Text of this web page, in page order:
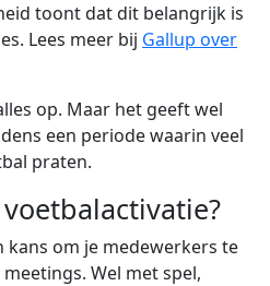
toont dat dit belangrijk is
Lees meer bij Gallup over
op. Maar het geeft wel
een periode waarin veel
praten.
kans om je medewerkers te
Wel met spel,